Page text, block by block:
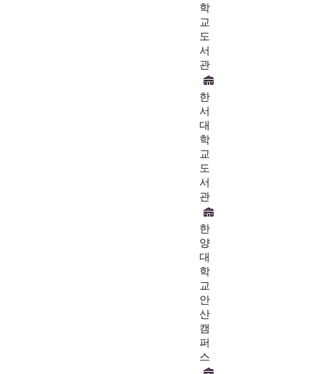
학
교
도
서
관
한
서
대
학
교
도
서
관
한
양
대
학
교
안
산
캠
퍼
스